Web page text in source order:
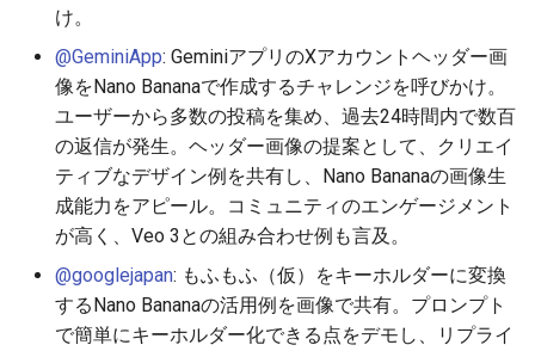
2026-06-11
2026-06-10
2026-06-09
2026-06-08
2026-06-07
2025-11-26
2025-11-25
2025-11-24
2025-11-23
2025-11-22
2026-06-11
2026-06-10
2026-06-09
2026-06-08
2026-06-07
2025-11-26
2025-11-25
2025-11-24
2025-11-23
2025-11-22
2026-06-09
2026-06-08
2026-06-07
2026-06-06
2026-06-05
2026-06-04
2026-06-09
2026-06-07
2026-06-06
2026-06-05
2026-06-04
2025-11-26
2025-11-25
2025-11-24
2025-11-23
2025-11-22
2026-06-11
2026-06-10
2026-06-09
2026-06-08
2026-06-07
2026-06-05
2026-06-04
2026-06-03
2026-06-02
2026-06-01
け。
@GeminiApp: GeminiアプリのXアカウントヘッダー画
像をNano Bananaで作成するチャレンジを呼びかけ。
ユーザーから多数の投稿を集め、過去24時間内で数百
の返信が発生。ヘッダー画像の提案として、クリエイ
ティブなデザイン例を共有し、Nano Bananaの画像生
成能力をアピール。コミュニティのエンゲージメント
が高く、Veo 3との組み合わせ例も言及。
@googlejapan: もふもふ（仮）をキーホルダーに変換
するNano Bananaの活用例を画像で共有。プロンプト
で簡単にキーホルダー化できる点をデモし、リプライ